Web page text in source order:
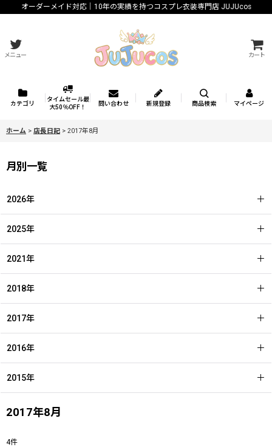
オーダーメイド対応｜10年の実績を持つコスプレ衣装専門店 JUJUcos
メニュー カート
カテゴリ
タイムセール最
大50％OFF！
問い合わせ 新規登録 商品検索 マイページ
ホーム > 店長日記 > 2017年8月
2017年8月
4件
月別一覧
2026年
2025年
2021年
2018年
2017年
2016年
2015年